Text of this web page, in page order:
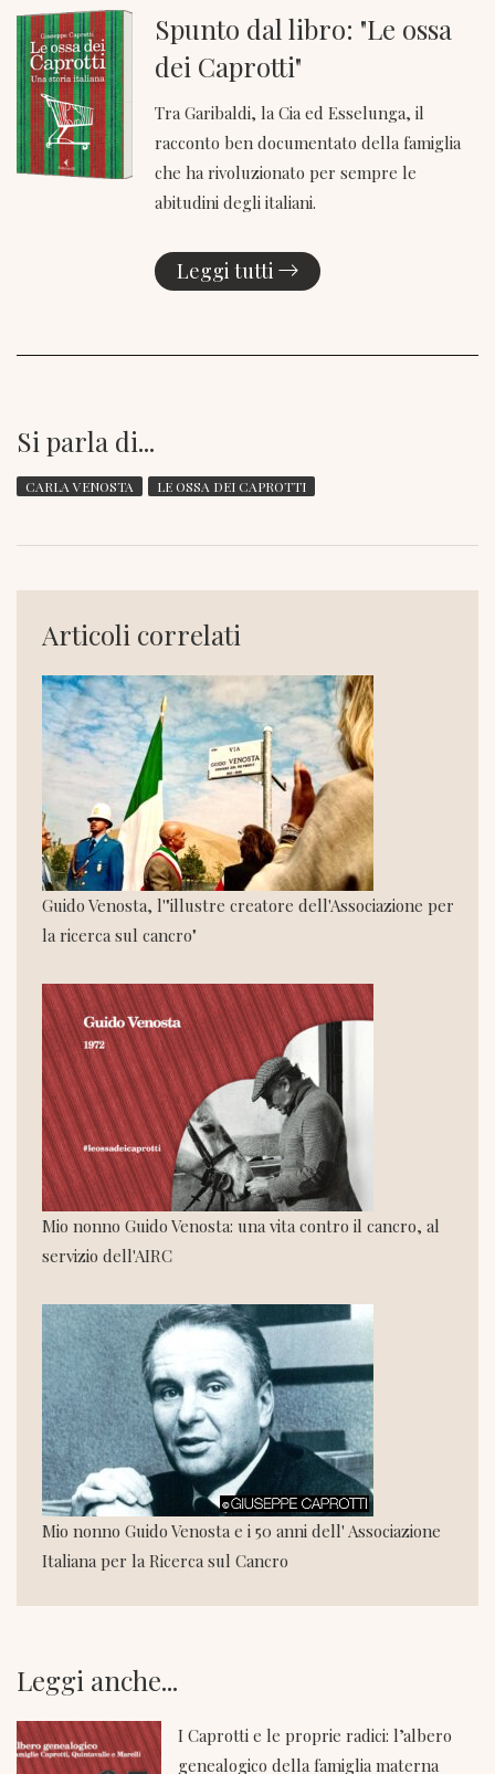
Spunto dal libro: "Le ossa
dei Caprotti"
Tra Garibaldi, la Cia ed Esselunga, il
racconto ben documentato della famiglia
che ha rivoluzionato per sempre le
abitudini degli italiani.
Leggi tutti
Si parla di...
CARLA VENOSTA LE OSSA DEI CAPROTTI
Articoli correlati
Guido Venosta, l'"illustre creatore dell'Associazione per
la ricerca sul cancro"
Mio nonno Guido Venosta: una vita contro il cancro, al
servizio dell'AIRC
Mio nonno Guido Venosta e i 50 anni dell' Associazione
Italiana per la Ricerca sul Cancro
Leggi anche...
I Caprotti e le proprie radici: l’albero
genealogico della famiglia materna